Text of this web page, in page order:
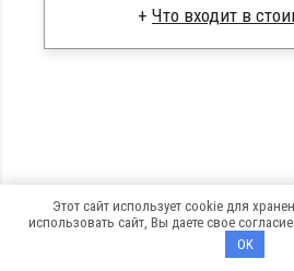
Металлические сваи 108
Этот сайт использует cookie для
использовать сайт, Вы даете свое
OK